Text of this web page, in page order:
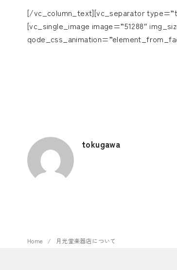
[/vc_column_text][vc_separator
[vc_single_image image=”51288″
tokugawa
Home 月光堂楽器店について